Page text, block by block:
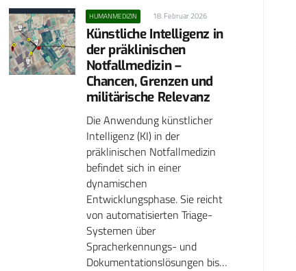
HUMANMEDIZIN 18. Februar 2026
Künstliche Intelligenz in
der präklinischen
Notfallmedizin –
Chancen, Grenzen und
militärische Relevanz
Die Anwendung künstlicher
Intelligenz (KI) in der
präklinischen Notfallmedizin
befindet sich in einer
dynamischen
Entwicklungsphase. Sie reicht
von automatisierten Triage-
Systemen über
Spracherkennungs- und
Dokumentationslösungen bis…